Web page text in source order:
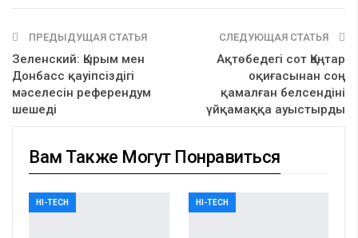
ПРЕДЫДУЩАЯ СТАТЬЯ
Зеленский: Қырым мен
Донбасс қауіпсіздігі
мәселесін референдум
шешеді
СЛЕДУЮЩАЯ СТАТЬЯ
Ақтөбедегі сот Қаңтар
оқиғасынан соң
қамалған белсендіні
үйқамаққа ауыстырды
Вам Также Могут Понравиться
HI-TECH HI-TECH